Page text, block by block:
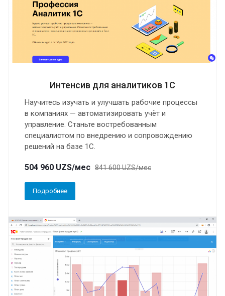
Интенсив для аналитиков 1С
Научитесь изучать и улучшать рабочие процессы
в компаниях — автоматизировать учёт и
управление. Станьте востребованным
специалистом по внедрению и сопровождению
решений на базе 1С.
504 960 UZS/мес 841 600 UZS/мес
Подробнее